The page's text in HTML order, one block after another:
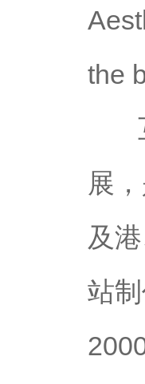
the
互
展
及
站